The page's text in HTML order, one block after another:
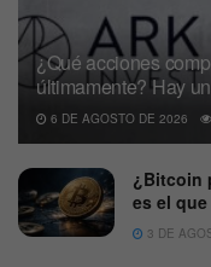
¿Qué acciones
últimamente? Hay
6 DE AGOSTO DE 2026
¿Bitcoin
es el
3 DE